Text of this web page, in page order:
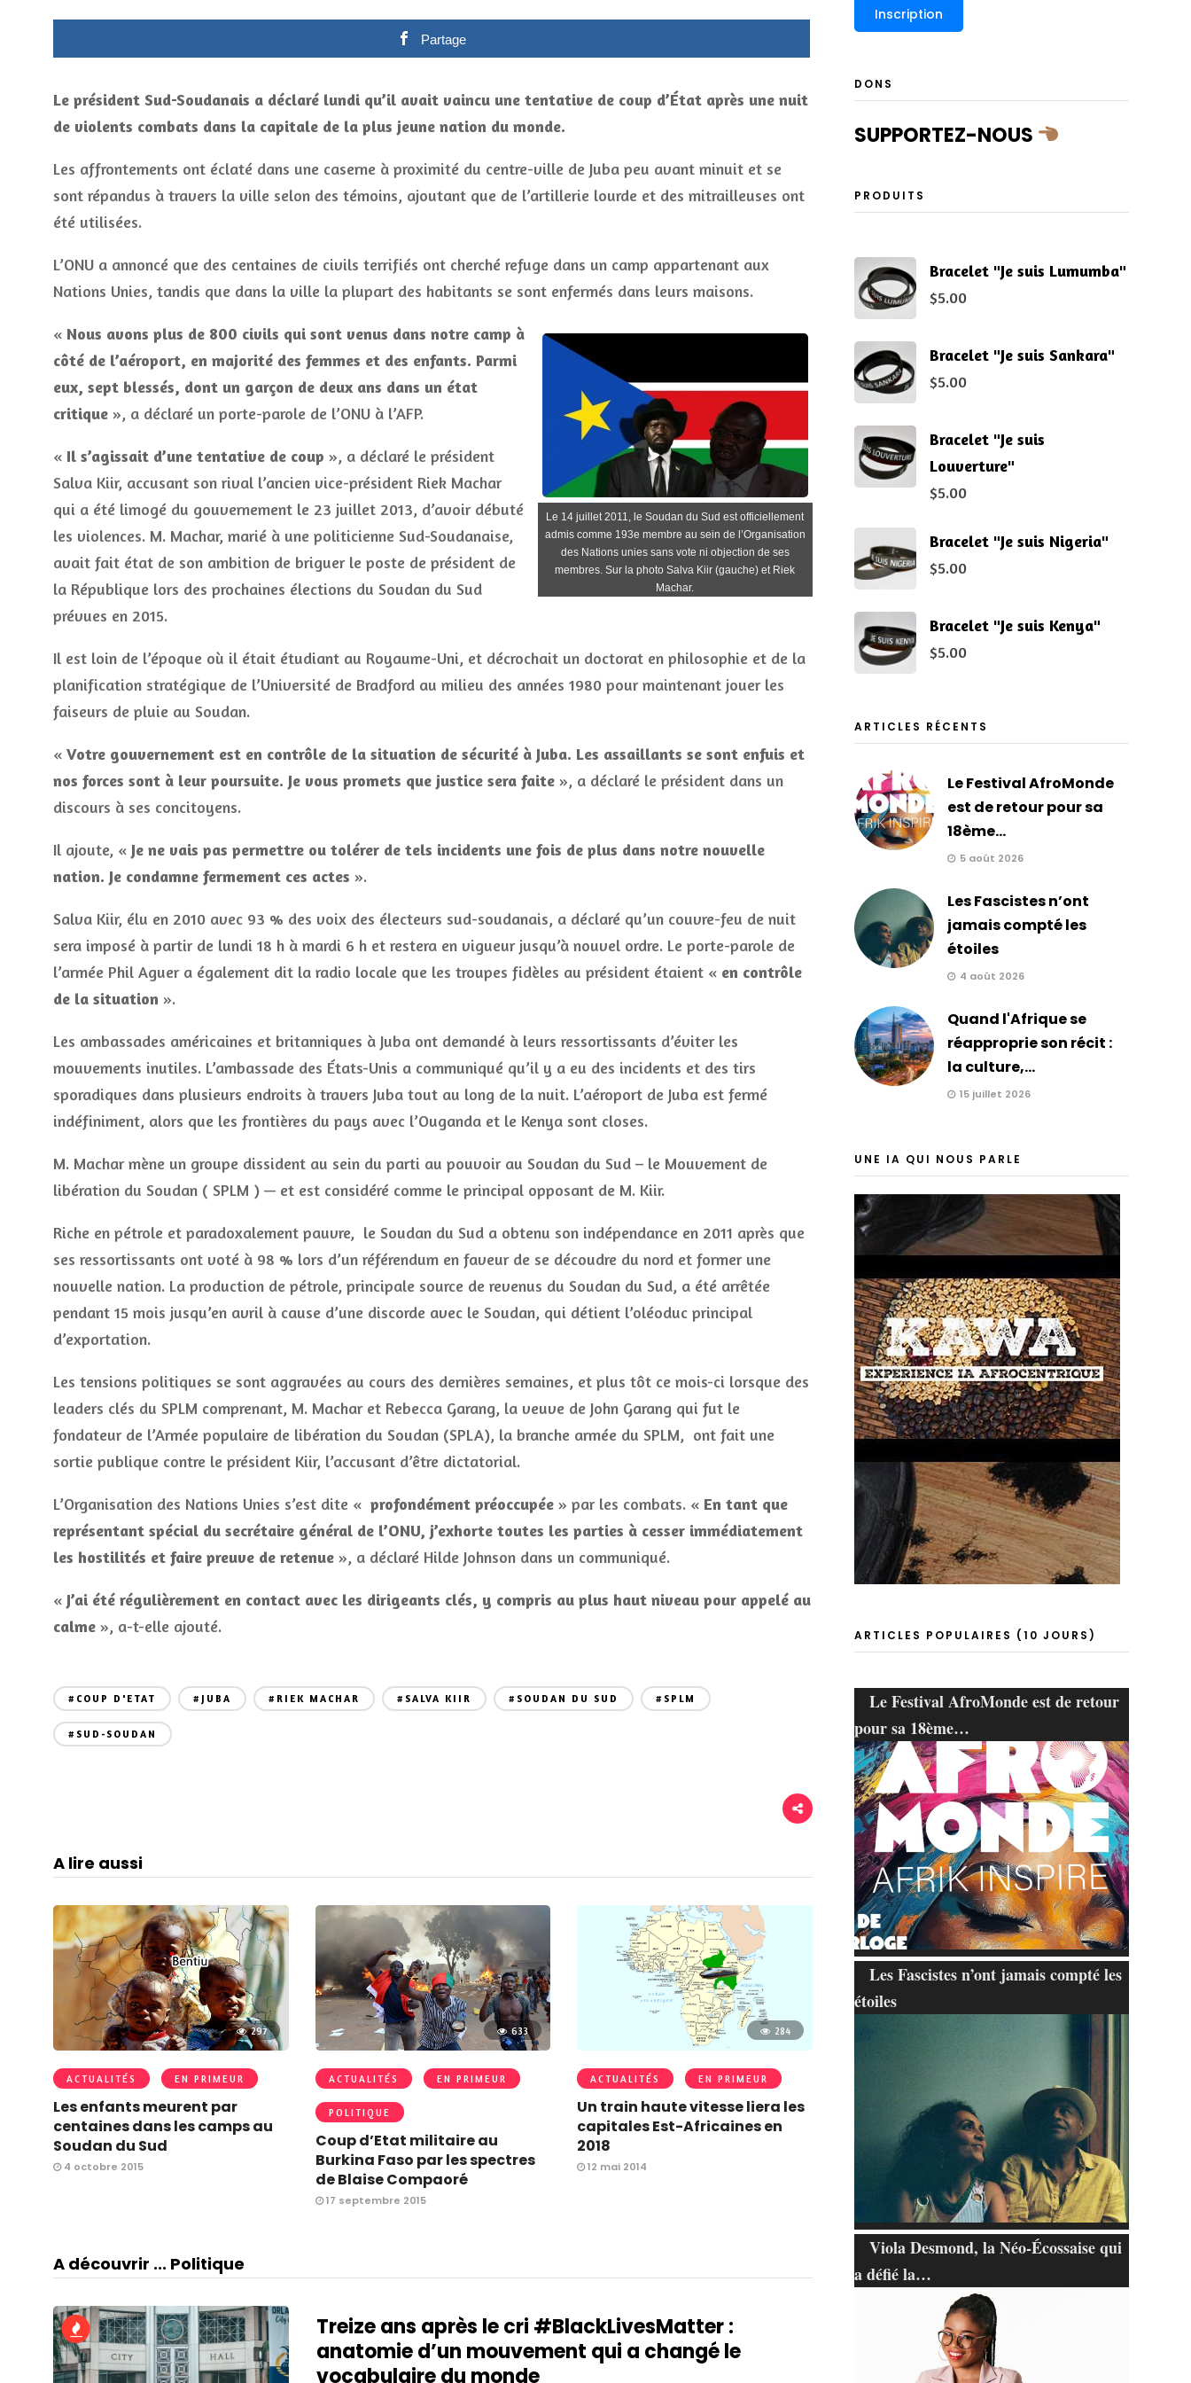
Partage
Le président Sud-Soudanais a déclaré lundi qu’il avait vaincu une tentative de coup d’État après une nuit
de violents combats dans la capitale de la plus jeune nation du monde.
Les affrontements ont éclaté dans une caserne à proximité du centre-ville de Juba peu avant minuit et se
sont répandus à travers la ville selon des témoins, ajoutant que de l’artillerie lourde et des mitrailleuses ont
été utilisées.
L’ONU a annoncé que des centaines de civils terrifiés ont cherché refuge dans un camp appartenant aux
Nations Unies, tandis que dans la ville la plupart des habitants se sont enfermés dans leurs maisons.
Le 14 juillet 2011, le Soudan du Sud est officiellement
admis comme 193e membre au sein de l’Organisation
des Nations unies sans vote ni objection de ses
membres. Sur la photo Salva Kiir (gauche) et Riek
Machar.
« Nous avons plus de 800 civils qui sont venus dans notre camp à
côté de l’aéroport, en majorité des femmes et des enfants. Parmi
eux, sept blessés, dont un garçon de deux ans dans un état
critique », a déclaré un porte-parole de l’ONU à l’AFP.
« Il s’agissait d’une tentative de coup », a déclaré le président
Salva Kiir, accusant son rival l’ancien vice-président Riek Machar
qui a été limogé du gouvernement le 23 juillet 2013, d’avoir débuté
les violences. M. Machar, marié à une politicienne Sud-Soudanaise,
avait fait état de son ambition de briguer le poste de président de
la République lors des prochaines élections du Soudan du Sud
prévues en 2015.
Il est loin de l’époque où il était étudiant au Royaume-Uni, et décrochait un doctorat en philosophie et de la
planification stratégique de l’Université de Bradford au milieu des années 1980 pour maintenant jouer les
faiseurs de pluie au Soudan.
« Votre gouvernement est en contrôle de la situation de sécurité à Juba. Les assaillants se sont enfuis et
nos forces sont à leur poursuite. Je vous promets que justice sera faite », a déclaré le président dans un
discours à ses concitoyens.
Il ajoute, « Je ne vais pas permettre ou tolérer de tels incidents une fois de plus dans notre nouvelle
nation. Je condamne fermement ces actes ».
Salva Kiir, élu en 2010 avec 93 % des voix des électeurs sud-soudanais, a déclaré qu’un couvre-feu de nuit
sera imposé à partir de lundi 18 h à mardi 6 h et restera en vigueur jusqu’à nouvel ordre. Le porte-parole de
l’armée Phil Aguer a également dit la radio locale que les troupes fidèles au président étaient « en contrôle
de la situation ».
Les ambassades américaines et britanniques à Juba ont demandé à leurs ressortissants d’éviter les
mouvements inutiles. L’ambassade des États-Unis a communiqué qu’il y a eu des incidents et des tirs
sporadiques dans plusieurs endroits à travers Juba tout au long de la nuit. L’aéroport de Juba est fermé
indéfiniment, alors que les frontières du pays avec l’Ouganda et le Kenya sont closes.
M. Machar mène un groupe dissident au sein du parti au pouvoir au Soudan du Sud – le Mouvement de
libération du Soudan ( SPLM ) — et est considéré comme le principal opposant de M. Kiir.
Riche en pétrole et paradoxalement pauvre, le Soudan du Sud a obtenu son indépendance en 2011 après que
ses ressortissants ont voté à 98 % lors d’un référendum en faveur de se découdre du nord et former une
nouvelle nation. La production de pétrole, principale source de revenus du Soudan du Sud, a été arrêtée
pendant 15 mois jusqu’en avril à cause d’une discorde avec le Soudan, qui détient l’oléoduc principal
d’exportation.
Les tensions politiques se sont aggravées au cours des dernières semaines, et plus tôt ce mois-ci lorsque des
leaders clés du SPLM comprenant, M. Machar et Rebecca Garang, la veuve de John Garang qui fut le
fondateur de l’Armée populaire de libération du Soudan (SPLA), la branche armée du SPLM, ont fait une
sortie publique contre le président Kiir, l’accusant d’être dictatorial.
L’Organisation des Nations Unies s’est dite « profondément préoccupée » par les combats. « En tant que
représentant spécial du secrétaire général de l’ONU, j’exhorte toutes les parties à cesser immédiatement
les hostilités et faire preuve de retenue », a déclaré Hilde Johnson dans un communiqué.
« J’ai été régulièrement en contact avec les dirigeants clés, y compris au plus haut niveau pour appelé au
calme », a-t-elle ajouté.
#COUP D'ETAT #JUBA #RIEK MACHAR #SALVA KIIR #SOUDAN DU SUD #SPLM
#SUD-SOUDAN
A lire aussi
297
ACTUALITÉS EN PRIMEUR
Les enfants meurent par
centaines dans les camps au
Soudan du Sud
4 octobre 2015
633
ACTUALITÉS EN PRIMEUR
POLITIQUE
Coup d’Etat militaire au
Burkina Faso par les spectres
de Blaise Compaoré
17 septembre 2015
284
ACTUALITÉS EN PRIMEUR
Un train haute vitesse liera les
capitales Est-Africaines en
2018
12 mai 2014
A découvrir ... Politique
Treize ans après le cri #BlackLivesMatter :
anatomie d’un mouvement qui a changé le
vocabulaire du monde
DONS
SUPPORTEZ-NOUS
PRODUITS
Bracelet "Je suis Lumumba"
$5.00
Bracelet "Je suis Sankara"
$5.00
Bracelet "Je suis
Louverture"
$5.00
Bracelet "Je suis Nigeria"
$5.00
Bracelet "Je suis Kenya"
$5.00
ARTICLES RÉCENTS
Le Festival AfroMonde
est de retour pour sa
18ème...
5 août 2026
Les Fascistes n’ont
jamais compté les
étoiles
4 août 2026
Quand l'Afrique se
réapproprie son récit :
la culture,...
15 juillet 2026
UNE IA QUI NOUS PARLE
ARTICLES POPULAIRES (10 JOURS)
Le Festival AfroMonde est de retour
pour sa 18ème…
Les Fascistes n’ont jamais compté les
étoiles
Viola Desmond, la Néo-Écossaise qui
a défié la…